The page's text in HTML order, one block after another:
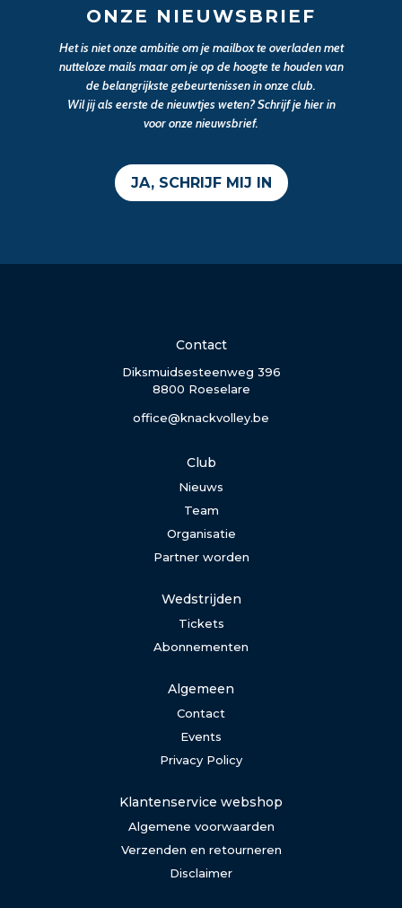
ONZE NIEUWSBRIEF
Het is niet onze ambitie om je mailbox te overladen met
nutteloze mails maar om je op de hoogte te houden van
de belangrijkste gebeurtenissen in onze club.
Wil jij als eerste de nieuwtjes weten? Schrijf je hier in
voor onze nieuwsbrief.
JA, SCHRIJF MIJ IN
Contact
Diksmuidsesteenweg 396
8800 Roeselare
office@knackvolley.be
Club
Nieuws
Team
Organisatie
Partner worden
Wedstrijden
Tickets
Abonnementen
Algemeen
Contact
Events
Privacy Policy
Klantenservice webshop
Algemene voorwaarden
Verzenden en retourneren
Disclaimer